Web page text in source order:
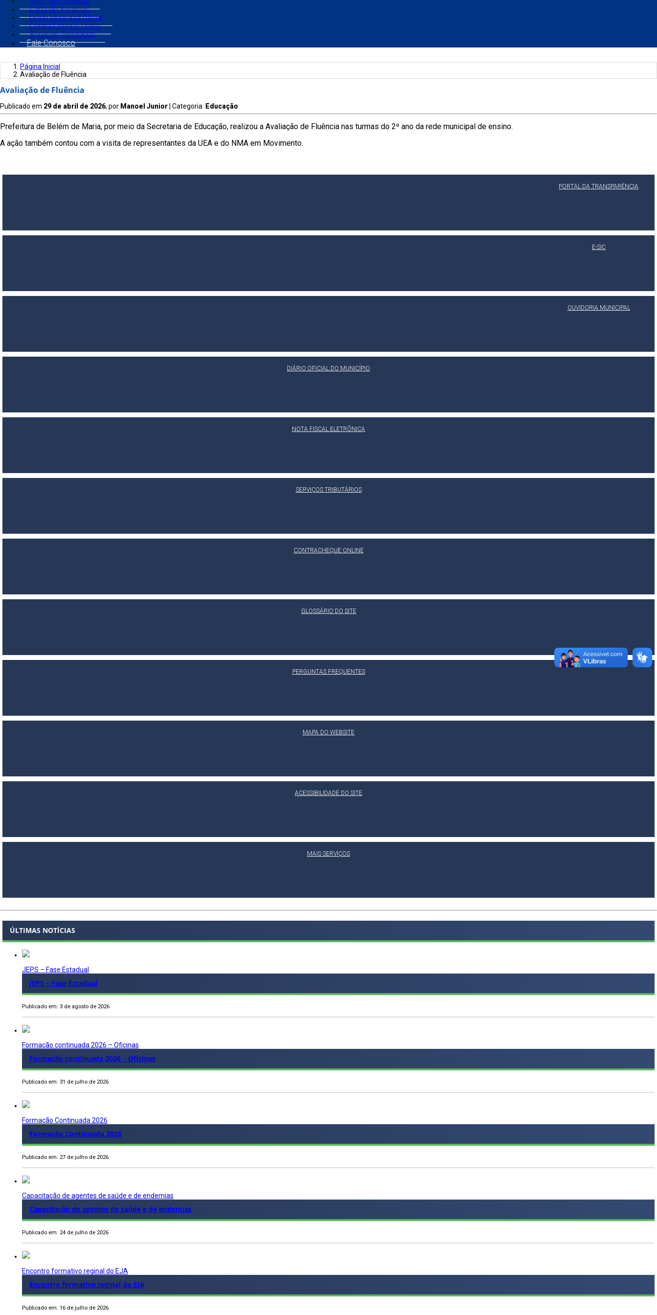
Carta de Serviços
Diário Municipal Oficial
Contra Cheque Online
Serviços Tributários
Fale Conosco
Página Inicial
Avaliação de Fluência
Avaliação de Fluência
Publicado em 29 de abril de 2026, por Manoel Junior | Categoria: Educação
Prefeitura de Belém de Maria, por meio da Secretaria de Educação, realizou a Avaliação de Fluência nas turmas do 2º ano da rede municipal de ensino.
A ação também contou com a visita de representantes da UEA e do NMA em Movimento.
PORTAL DA TRANSPARÊNCIA
E-SIC
OUVIDORIA MUNICIPAL
DIÁRIO OFICIAL DO MUNICÍPIO
NOTA FISCAL ELETRÔNICA
SERVIÇOS TRIBUTÁRIOS
CONTRACHEQUE ONLINE
GLOSSÁRIO DO SITE
PERGUNTAS FREQUENTES
MAPA DO WEBSITE
ACESSIBILIDADE DO SITE
MAIS SERVIÇOS
ÚLTIMAS NOTÍCIAS
JEPS – Fase Estadual
JEPS – Fase Estadual
Publicado em: 3 de agosto de 2026
Formação continuada 2026 – Oficinas
Formação continuada 2026 – Oficinas
Publicado em: 31 de julho de 2026
Formação Continuada 2026
Formação Continuada 2026
Publicado em: 27 de julho de 2026
Capacitação de agentes de saúde e de endemias
Capacitação de agentes de saúde e de endemias
Publicado em: 24 de julho de 2026
Encontro formativo reginal do EJA
Encontro formativo reginal do EJA
Publicado em: 16 de julho de 2026